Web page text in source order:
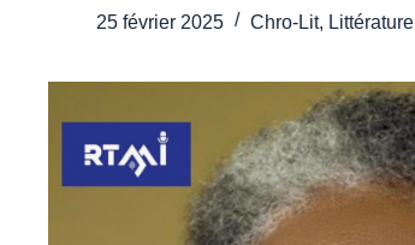
25 février 2025 Chro-Lit, Littérature